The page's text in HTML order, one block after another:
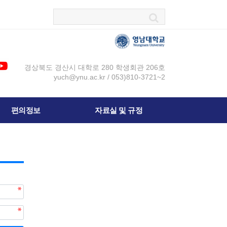
경상북도 경산시 대학로 280 학생회관 206호
yuch@ynu.ac.kr / 053)810-3721~2
편의정보 자료실 및 규정